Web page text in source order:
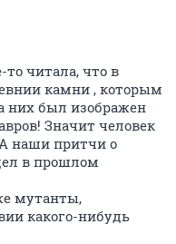
читала, что в
камни , которым
них был изображен
Значит человек
наши притчи о
в прошлом
мутанты,
какого-нибудь